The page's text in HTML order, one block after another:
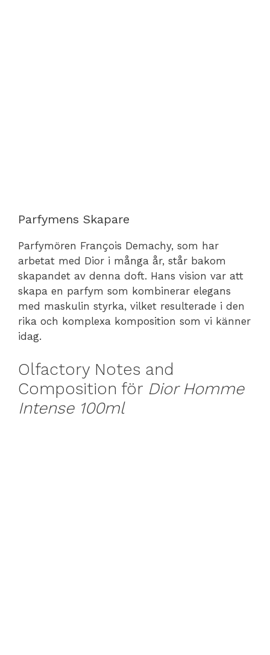
Parfymens Skapare
Parfymören François Demachy, som har
arbetat med Dior i många år, står bakom
skapandet av denna doft. Hans vision var att
skapa en parfym som kombinerar elegans
med maskulin styrka, vilket resulterade i den
rika och komplexa komposition som vi känner
idag.
Olfactory Notes and
Composition för Dior Homme
Intense 100ml